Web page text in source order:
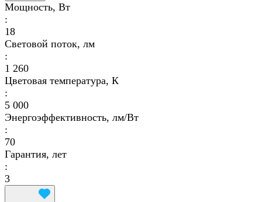
Мощность, Вт
:
18
Световой поток, лм
:
1 260
Цветовая температура, К
:
5 000
Энергоэффективность, лм/Вт
:
70
Гарантия, лет
:
3